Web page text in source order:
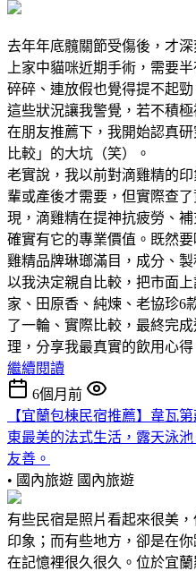
去年年底髖關節受傷後，才
上家中貓咪近期手術，需要
碎碎、連放假也覺得提不起
這些狀況讓我警覺，若不積
在朋友推薦下，我開始認真
比較」的大坑（笑）。
老實說，我以前對滴雞精的
輩或產後才需要，但實際查
現，滴雞精在提神抗疲勞、
確實有它的專業價值。既然
雞精品牌琳瑯滿目，成分、
以我決定親自比較，把市面
家、田原香、純煉、老協珍6
了一輪、實際比較，最終完
理，分享我最真實的飲用心得
繼續閱讀
6個月前
【宜蘭包棟民宿推薦】韋瓦
東最美的法式生活，露天泳
友善。
• 國內旅遊 國內旅遊
有些民宿是照片看起來很美
印象；而有些地方，卻是在
在記憶裡很久很久。位於宜蘭